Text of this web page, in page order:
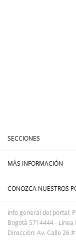
SECCIONES
MÁS INFORMACIÓN
CONOZCA NUESTROS
Info general del portal:
Bogotá 5714444 -
Dirección: Av. Calle 26